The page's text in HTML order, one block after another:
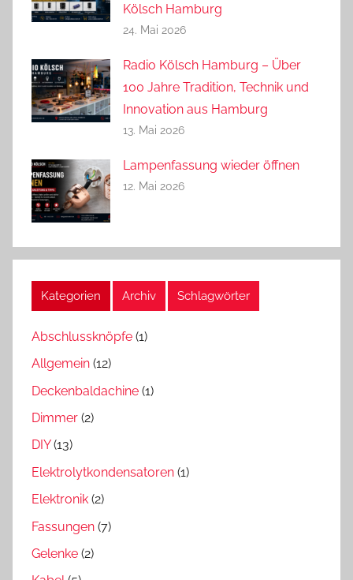
Kölsch Hamburg
24. Mai 2026
Radio Kölsch Hamburg – Über
100 Jahre Tradition, Technik und
Innovation aus Hamburg
13. Mai 2026
Lampenfassung wieder öffnen
12. Mai 2026
Kategorien Archiv Schlagwörter
Abschlussknöpfe (1)
Allgemein (12)
Deckenbaldachine (1)
Dimmer (2)
DIY(13)
Elektrolytkondensatoren (1)
Elektronik (2)
Fassungen (7)
Gelenke (2)